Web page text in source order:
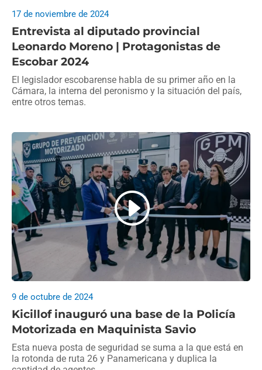
Entrevista al diputado provincial
Leonardo Moreno | Protagonistas de
Escobar 2024
17 de noviembre de 2024
El legislador escobarense habla de su primer año en la
Cámara, la interna del peronismo y la situación del país,
entre otros temas.
Kicillof inauguró una base de la Policía
Motorizada en Maquinista Savio
9 de octubre de 2024
Esta nueva posta de seguridad se suma a la que está en
la rotonda de ruta 26 y Panamericana y duplica la